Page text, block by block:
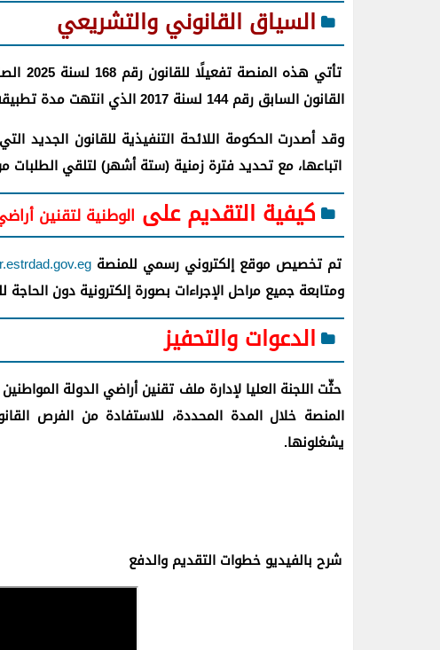
السياق القانوني والتشريعي
تأتي
القانون السابق رقم 144 لسنة 2017 الذي انتهت مدة تطبيقه.
وقد أصدرت الحكومة اللائحة التنفيذية للقانون الجديد
اتباعها، مع تحديد فترة زمنية (ستة أشهر) لتلقي الطلبات
كيفية التقديم على الوطنية لتقنين
تم تخصيص موقع إلكتروني رسمي للمنصة
ومتابعة جميع مراحل الإجراءات بصورة إلكترونية دون الحاجة
الدعوات والتحفيز
حثّت اللجنة العليا لإدارة ملف تقنين أراضي الدولة
المنصة خلال المدة المحددة، للاستفادة من الفرص
يشغلونها.
شرح بالفيديو خطوات التقديم والدفع